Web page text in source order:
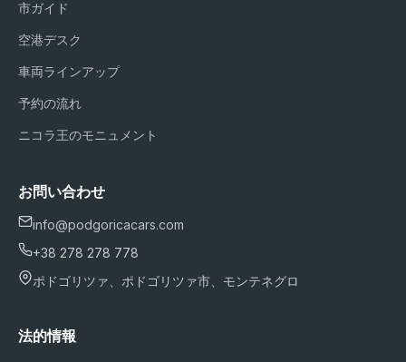
市ガイド
空港デスク
車両ラインアップ
予約の流れ
ニコラ王のモニュメント
お問い合わせ
info@podgoricacars.com
+38 278 278 778
ポドゴリツァ、ポドゴリツァ市、モンテネグロ
法的情報